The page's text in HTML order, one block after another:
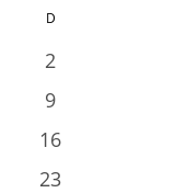
D
0
Veranstaltungen
2
0
Veranstaltungen
9
0
Veranstaltungen
16
0
23